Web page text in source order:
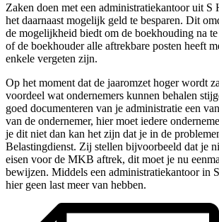
Zaken doen met een administratiekantoor uit S
het daarnaast mogelijk geld te besparen. Dit
de mogelijkheid biedt om de boekhouding na
of de boekhouder alle aftrekbare posten heeft
enkele vergeten zijn.
Op het moment dat de jaaromzet hoger wordt
voordeel wat ondernemers kunnen behalen
goed documenteren van je administratie een
van de ondernemer, hier moet iedere
je dit niet dan kan het zijn dat je in de
Belastingdienst. Zij stellen bijvoorbeeld dat je
eisen voor de MKB aftrek, dit moet je nu
bewijzen. Middels een administratiekantoor in
hier geen last meer van hebben.